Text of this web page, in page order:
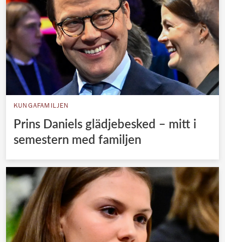
KUNGAFAMILJEN
Prins Daniels glädjebesked – mitt i
semestern med familjen